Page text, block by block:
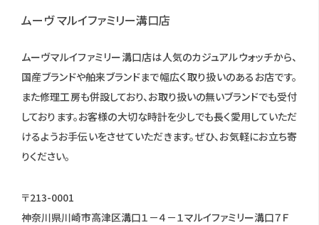
ムーヴ マルイファミリー溝口店
ムーヴマルイファミリー溝口店は人気のカジュアルウォッチから、
国産ブランドや舶来ブランドまで幅広く取り扱いのあるお店です。
また修理工房も併設しており、お取り扱いの無いブランドでも受付
しております。お客様の大切な時計を少しでも長く愛用していただ
けるようお手伝いをさせていただきます。ぜひ、お気軽にお立ち寄
りください。
〒213-0001
神奈川県川崎市高津区溝口１－４－１マルイファミリー溝口７Ｆ